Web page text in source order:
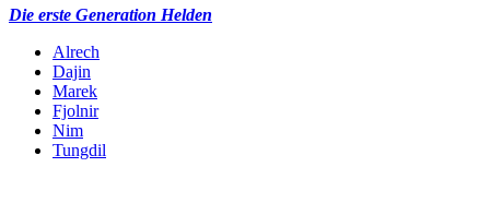
Die erste Generation Helden
Alrech
Dajin
Marek
Fjolnir
Nim
Tungdil